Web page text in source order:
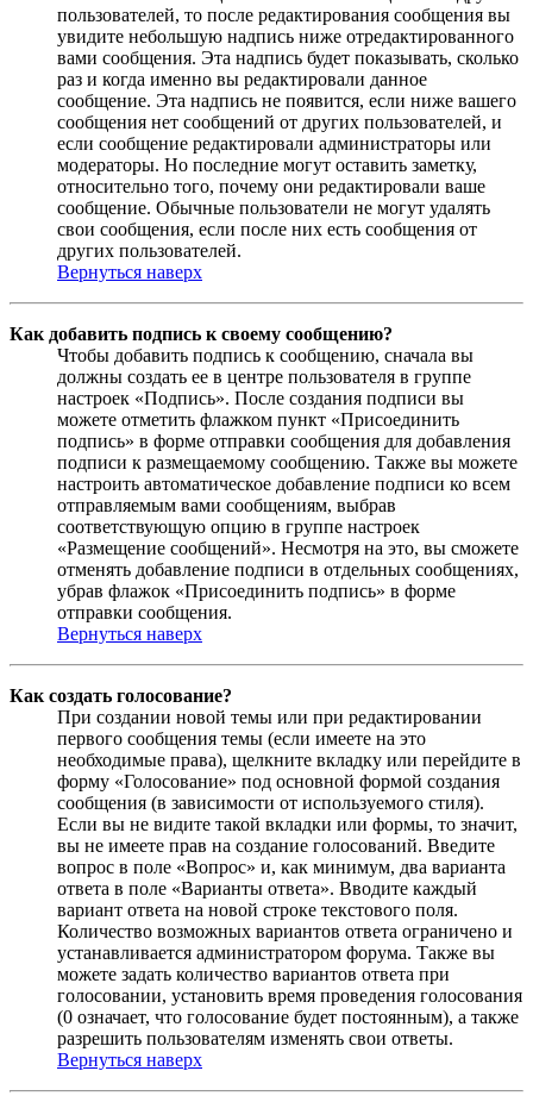
пользователей, то после редактирования сообщения вы
увидите небольшую надпись ниже отредактированного
вами сообщения. Эта надпись будет показывать, сколько
раз и когда именно вы редактировали данное
сообщение. Эта надпись не появится, если ниже вашего
сообщения нет сообщений от других пользователей, и
если сообщение редактировали администраторы или
модераторы. Но последние могут оставить заметку,
относительно того, почему они редактировали ваше
сообщение. Обычные пользователи не могут удалять
свои сообщения, если после них есть сообщения от
других пользователей.
Вернуться наверх
Как добавить подпись к своему сообщению?
Чтобы добавить подпись к сообщению, сначала вы
должны создать ее в центре пользователя в группе
настроек «Подпись». После создания подписи вы
можете отметить флажком пункт «Присоединить
подпись» в форме отправки сообщения для добавления
подписи к размещаемому сообщению. Также вы можете
настроить автоматическое добавление подписи ко всем
отправляемым вами сообщениям, выбрав
соответствующую опцию в группе настроек
«Размещение сообщений». Несмотря на это, вы сможете
отменять добавление подписи в отдельных сообщениях,
убрав флажок «Присоединить подпись» в форме
отправки сообщения.
Вернуться наверх
Как создать голосование?
При создании новой темы или при редактировании
первого сообщения темы (если имеете на это
необходимые права), щелкните вкладку или перейдите в
форму «Голосование» под основной формой создания
сообщения (в зависимости от используемого стиля).
Если вы не видите такой вкладки или формы, то значит,
вы не имеете прав на создание голосований. Введите
вопрос в поле «Вопрос» и, как минимум, два варианта
ответа в поле «Варианты ответа». Вводите каждый
вариант ответа на новой строке текстового поля.
Количество возможных вариантов ответа ограничено и
устанавливается администратором форума. Также вы
можете задать количество вариантов ответа при
голосовании, установить время проведения голосования
(0 означает, что голосование будет постоянным), а также
разрешить пользователям изменять свои ответы.
Вернуться наверх